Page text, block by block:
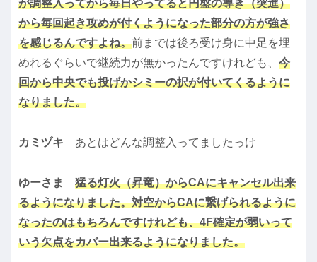
が調整入ってから毎日やってると円盤の導き（突進）
から毎回起き攻めが付くようになった部分の方が強さ
を感じるんですよね。前までは後ろ受け身に中足を埋
めれるぐらいで継続力が無かったんですけれども、 今
回から中央でも投げかシミーの択が付いてくるように
なりました。
カミヅキ あとはどんな調整入ってましたっけ
ゆーさま 猛る灯火（昇竜）からCAにキャンセル出来
るようになりました。対空からCAに繋げられるように
なったのはもちろんですけれども、4F確定が弱いって
いう欠点をカバー出来るようになりました。